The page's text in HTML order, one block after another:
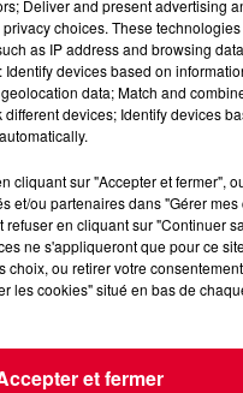
Deliver and present advertising
choices. These
as IP address and browsing
devices based on
data; Match and
devices; Identify devices
cliquant sur "Accepter et fermer",
et/ou partenaires dans "Gérer mes
refuser en cliquant sur "Continuer
ne s'appliqueront que pour ce
choix, ou retirer votre
les cookies" situé en bas de
et fermer